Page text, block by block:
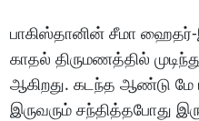
பாகிஸ்தானின் சீமா
காதல் திருமணத்தில்
ஆகிறது. கடந்த ஆண்டு
இருவரும் சந்தித்தபோது